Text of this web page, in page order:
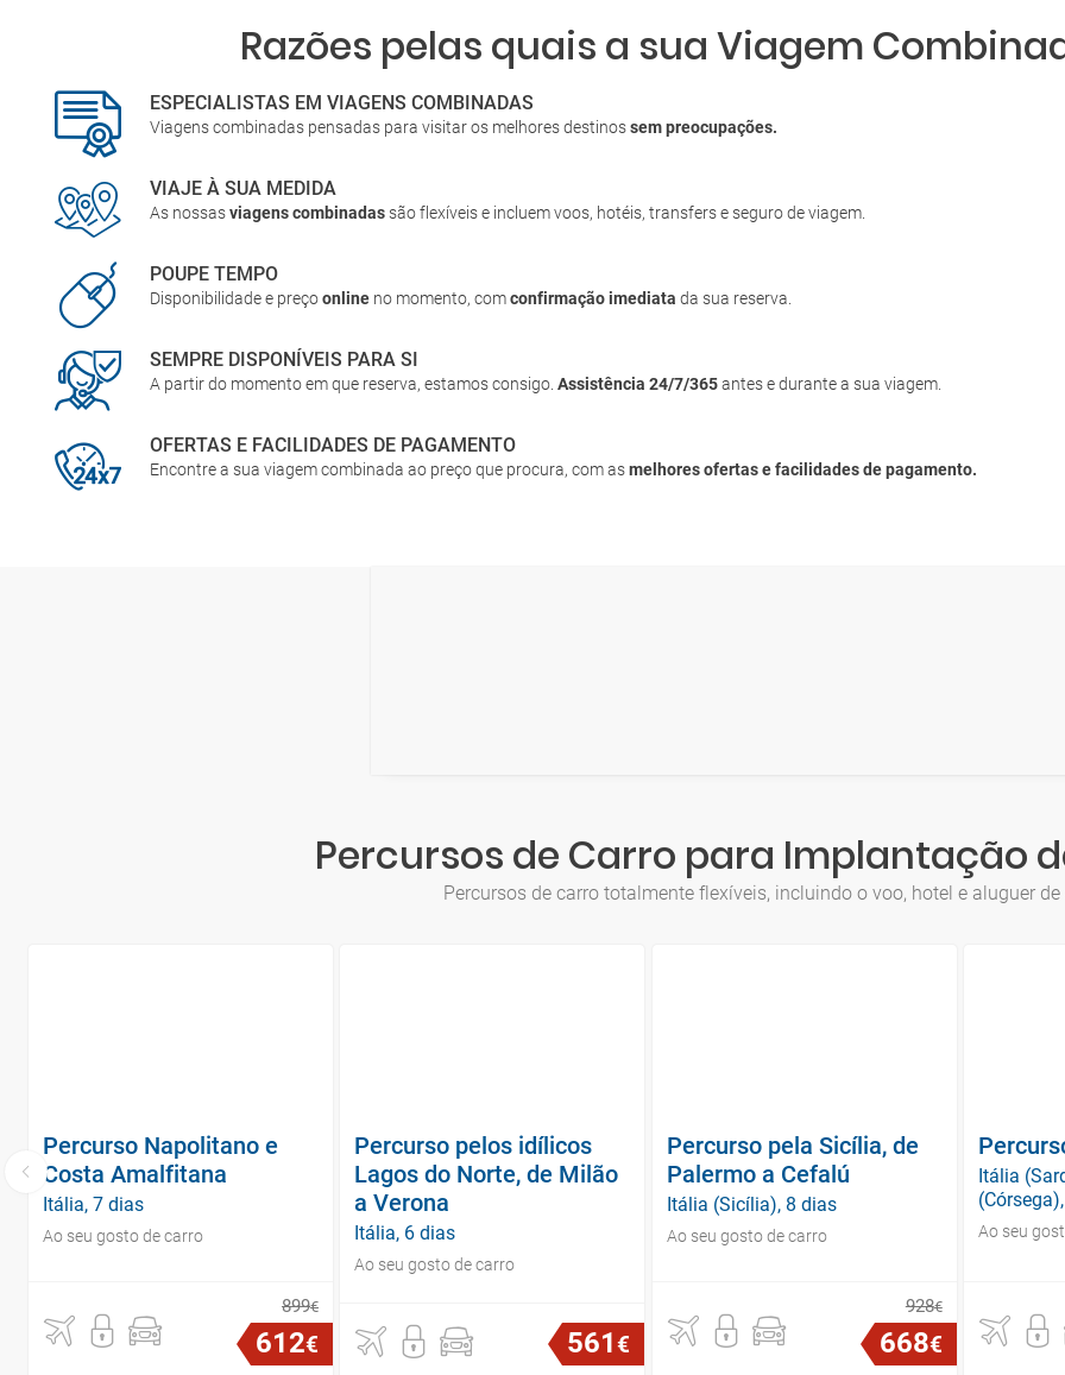
Razões pelas quais a sua Viagem
ESPECIALISTAS EM VIAGENS COMBINADAS
Viagens combinadas pensadas para visitar os melhores destinossem preocupações.
VIAJE À SUA MEDIDA
As nossasviagens combinadas são flexíveis e incluem voos, hotéis, transfers e seguro de viagem.
POUPE TEMPO
Disponibilidade e preçoonline no momento, comconfirmação imediata da sua reserva.
SEMPRE DISPONÍVEIS PARA SI
A partir do momento em que reserva, estamos consigo.Assistência 24/7/365antes e durante a sua viagem.
OFERTAS E FACILIDADES DE PAGAMENTO
Encontre a sua viagem combinada ao preço que procura, com asmelhores ofertas e facilidades de pagamento.
Percursos de Carro para Implantação
Percursos de carro totalmente flexíveis, incluindo o voo, hotel e aluguer
Percurso Napolitano e
Costa Amalfitana
Itália, 7 dias
Ao seu gosto de carro
899€
612€
Percurso pelos idílicos
Lagos do Norte, de Milão
a Verona
Itália, 6 dias
Ao seu gosto de carro
561€
Percurso pela Sicília, de
Palermo a Cefalú
Itália (Sicília), 8 dias
Ao seu gosto de carro
928€
668€
Itália
Ao seu